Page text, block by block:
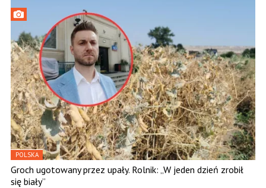
POLSKA
Groch ugotowany przez upały. Rolnik: „W jeden dzień zrobił
się biały”